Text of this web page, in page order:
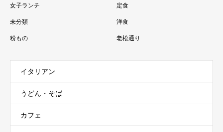
女子ランチ 定食
未分類 洋食
粉もの 老松通り
イタリアン
うどん・そば
カフェ